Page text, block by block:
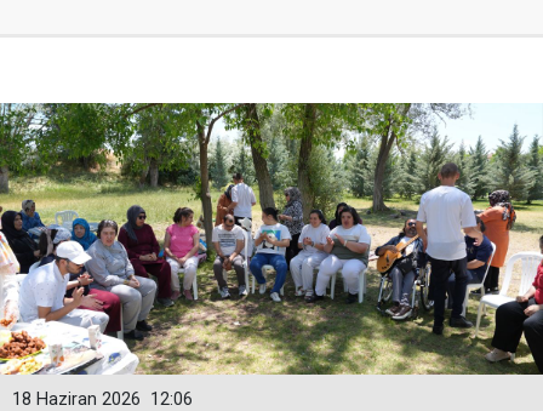
12:06
18 Haziran 2026